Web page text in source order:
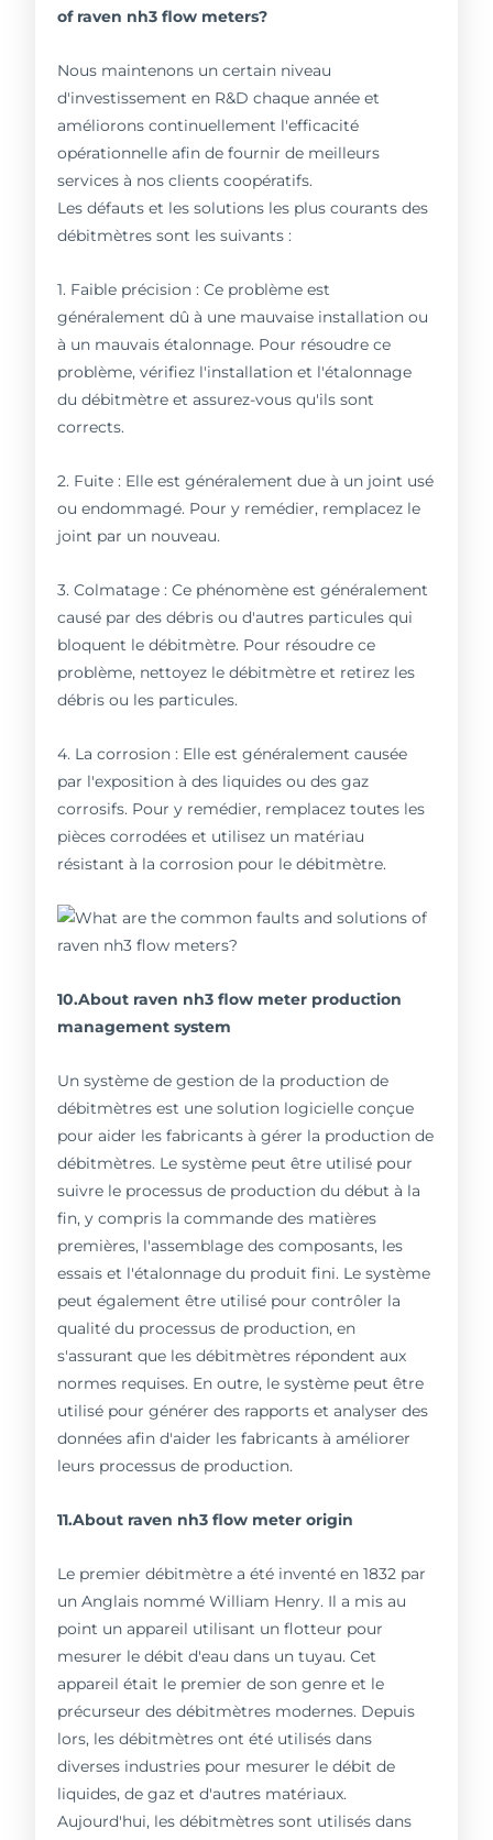
of raven nh3 flow meters?
Nous maintenons un certain niveau
d'investissement en R&D chaque année et
améliorons continuellement l'efficacité
opérationnelle afin de fournir de meilleurs
services à nos clients coopératifs.
Les défauts et les solutions les plus courants des
débitmètres sont les suivants :
1. Faible précision : Ce problème est
généralement dû à une mauvaise installation ou
à un mauvais étalonnage. Pour résoudre ce
problème, vérifiez l'installation et l'étalonnage
du débitmètre et assurez-vous qu'ils sont
corrects.
2. Fuite : Elle est généralement due à un joint usé
ou endommagé. Pour y remédier, remplacez le
joint par un nouveau.
3. Colmatage : Ce phénomène est généralement
causé par des débris ou d'autres particules qui
bloquent le débitmètre. Pour résoudre ce
problème, nettoyez le débitmètre et retirez les
débris ou les particules.
4. La corrosion : Elle est généralement causée
par l'exposition à des liquides ou des gaz
corrosifs. Pour y remédier, remplacez toutes les
pièces corrodées et utilisez un matériau
résistant à la corrosion pour le débitmètre.
10.About raven nh3 flow meter production
management system
Un système de gestion de la production de
débitmètres est une solution logicielle conçue
pour aider les fabricants à gérer la production de
débitmètres. Le système peut être utilisé pour
suivre le processus de production du début à la
fin, y compris la commande des matières
premières, l'assemblage des composants, les
essais et l'étalonnage du produit fini. Le système
peut également être utilisé pour contrôler la
qualité du processus de production, en
s'assurant que les débitmètres répondent aux
normes requises. En outre, le système peut être
utilisé pour générer des rapports et analyser des
données afin d'aider les fabricants à améliorer
leurs processus de production.
11.About raven nh3 flow meter origin
Le premier débitmètre a été inventé en 1832 par
un Anglais nommé William Henry. Il a mis au
point un appareil utilisant un flotteur pour
mesurer le débit d'eau dans un tuyau. Cet
appareil était le premier de son genre et le
précurseur des débitmètres modernes. Depuis
lors, les débitmètres ont été utilisés dans
diverses industries pour mesurer le débit de
liquides, de gaz et d'autres matériaux.
Aujourd'hui, les débitmètres sont utilisés dans